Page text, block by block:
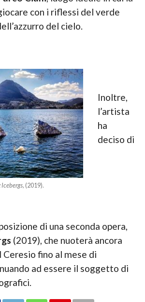
con i riflessi del verde
del cielo.
, (2019).
Inoltre,
l’artista
ha
deciso di
di una seconda opera,
(2019), che nuoterà ancora
Ceresio fino al mese di
ad essere il soggetto di